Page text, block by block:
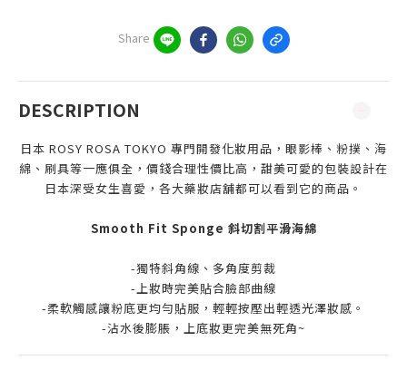
Share
DESCRIPTION
日本 ROSY ROSA TOKYO 專門開發化妝用品，眼影棒、粉撲、海
綿、刷具等一應俱全，價錢合理性價比高，甜美可愛的包裝設計在
日本深受女生喜愛，各大藥妝店舖都可以看到它的商品。
Smooth Fit Sponge 斜切割平滑海綿
-獨特斜角線、多角度剪裁
-上妝時完美貼合臉部曲線
-柔軟觸感讓粉底更均勻貼服，輕輕按壓出輕透光澤妝感。
-沾水後膨脹，上底妝更完美無死角~